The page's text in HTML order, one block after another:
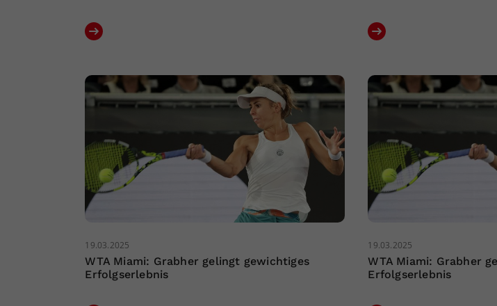
19.03.2025
WTA Miami: Grabher gelingt gewichtiges
Erfolgserlebnis
19.03.2025
WTA Miami: Grabher
Erfolgserlebnis